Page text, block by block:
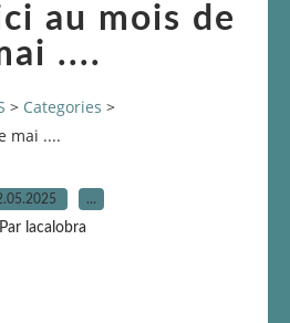
au mois de
....
> Categories >
mai ....
…
Par lacalobra